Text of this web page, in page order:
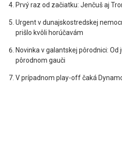
Prvý raz od začiatku: Jenčuš aj
Urgent v dunajskostredskej
prišlo kvôli horúčavám
Novinka v galantskej pôrodnici:
pôrodnom gauči
V prípadnom play-off čaká